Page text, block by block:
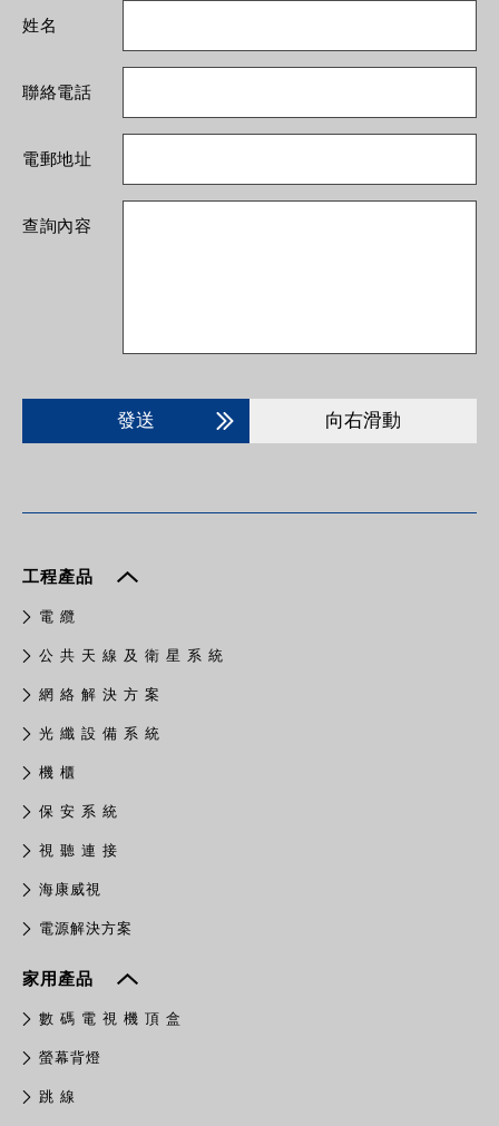
姓名
聯絡電話
電郵地址
查詢內容
發送 向右滑動
工程產品
電 纜
公 共 天 線 及 衛 星 系 統
網 絡 解 決 方 案
光 纖 設 備 系 統
機 櫃
保 安 系 統
視 聽 連 接
​海康威視
電源解決方案
家用產品
數 碼 電 視 機 頂 盒
螢幕背燈
跳 線